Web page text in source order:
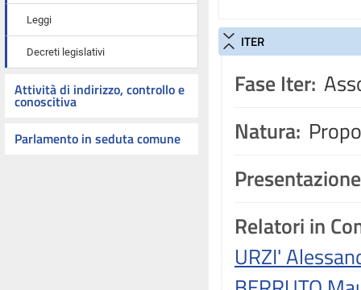
Leggi
Decreti legislativi
Attività di indirizzo, controllo e
conoscitiva
Parlamento in seduta comune
ITER
Fase Iter:
Natura:
Relatori in
URZI'